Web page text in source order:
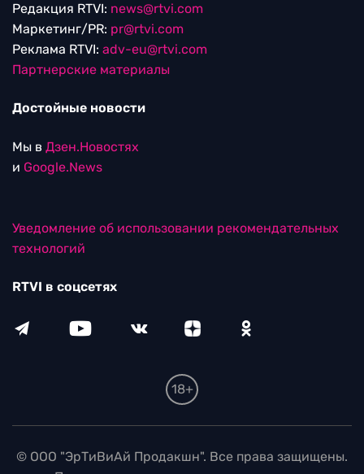
Редакция RTVI: news@rtvi.com
Маркетинг/PR: pr@rtvi.com
Реклама RTVI: adv-eu@rtvi.com
Партнерские материалы
Достойные новости
Мы в Дзен.Новостях
и Google.News
Уведомление об использовании рекомендательных
технологий
RTVI в соцсетях
18+
© ООО "ЭрТиВиАй Продакшн". Все права защищены.